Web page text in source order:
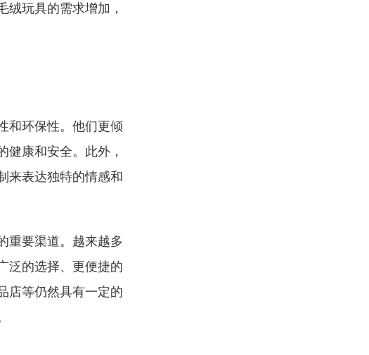
玩具的需求增加，
和环保性。他们更倾
健康和安全。此外，
来表达独特的情感和
重要渠道。越来越多
泛的选择、更便捷的
店等仍然具有一定的